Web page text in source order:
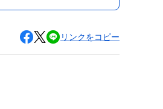
リンクをコピー